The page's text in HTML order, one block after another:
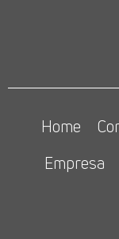
Home
Empresa